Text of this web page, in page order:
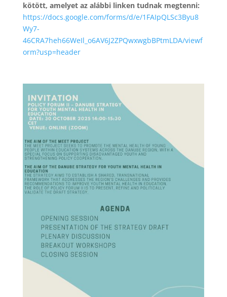
kötött, amelyet az alábbi linken tudnak megtenni:
https://docs.google.com/forms/d/e/1FAIpQLSc3Byu8
Wy7-
46CRA7heh66WeIl_o6AV6J2ZPQwxwgbBPtmLDA/viewf
orm?usp=header